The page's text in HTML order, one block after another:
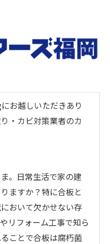
お越しいただきあり
・カビ対策業者のカ
。日常生活で家の建
ますか？特に合板と
おいて欠かせない存
リフォーム工事で知ら
ことで合板は腐朽菌